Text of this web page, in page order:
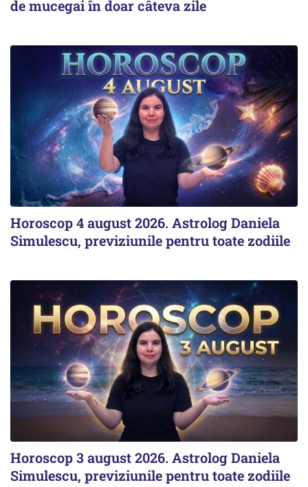
de mucegai în doar câteva zile
Horoscop 4 august 2026. Astrolog Daniela
Simulescu, previziunile pentru toate zodiile
Horoscop 3 august 2026. Astrolog Daniela
Simulescu, previziunile pentru toate zodiile